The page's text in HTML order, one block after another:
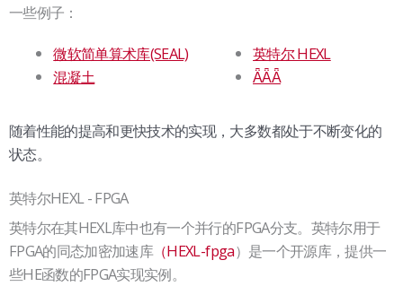
一些例子：
微软简单算术库(SEAL)
混凝土
英特尔 HEXL
ǞǞǞ
随着性能的提高和更快技术的实现，大多数都处于不断变化的
状态。
英特尔HEXL - FPGA
英特尔在其HEXL库中也有一个并行的FPGA分支。英特尔用于
FPGA的同态加密加速库（HEXL-fpga）是一个开源库，提供一
些HE函数的FPGA实现实例。